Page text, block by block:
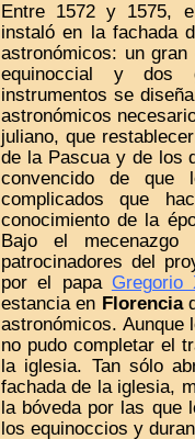
Entre 1572 y 1575,
instaló en la fachada
astronómicos: un
equinoccial y dos
instrumentos se
astronómicos
juliano, que
de la Pascua y de los
convencido de que
complicados que
conocimiento de la
Bajo el mecenazgo
patrocinadores del
por el papa Gregorio
estancia en Florencia
astronómicos. Aunque
no pudo completar el
la iglesia. Tan sólo
fachada de la iglesia,
la bóveda por las que
los equinoccios y